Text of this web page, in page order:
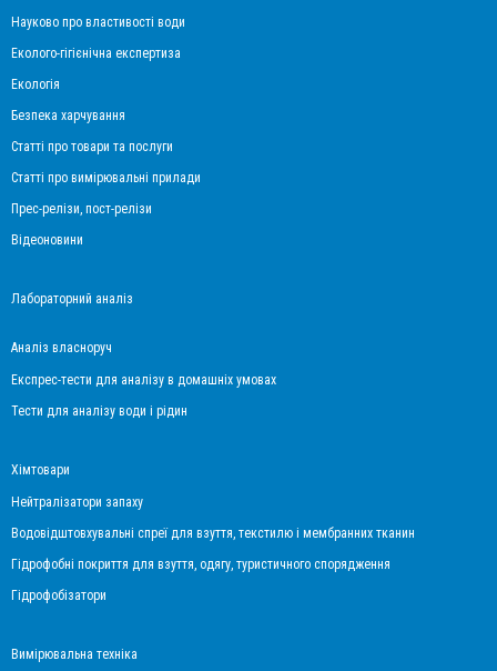
Науково про властивості води
Еколого-гігієнічна експертиза
Екологія
Безпека харчування
Статті про товари та послуги
Статті про вимірювальні прилади
Прес-релізи, пост-релізи
Відеоновини
Лабораторний аналіз
Аналіз власноруч
Експрес-тести для аналізу в домашніх умовах
Тести для аналізу води і рідин
Хімтовари
Нейтралізатори запаху
Водовідштовхувальні спреї для взуття, текстилю і мембранних тканин
Гідрофобні покриття для взуття, одягу, туристичного спорядження
Гідрофобізатори
Вимірювальна техніка